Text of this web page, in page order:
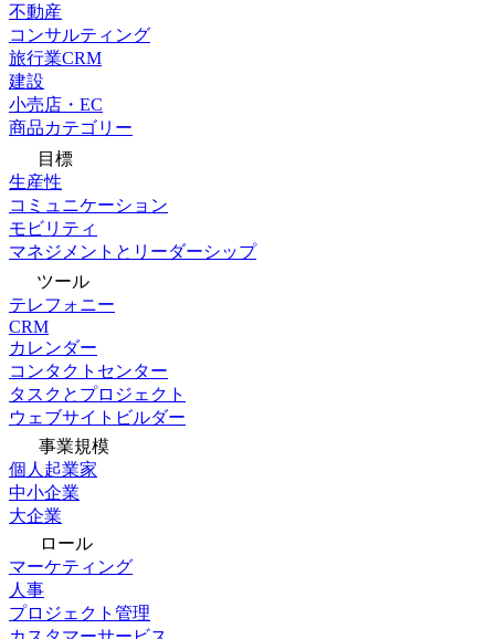
不動産
コンサルティング
旅行業CRM
建設
小売店・EC
商品カテゴリー
目標
生産性
コミュニケーション
モビリティ
マネジメントとリーダーシップ
ツール
テレフォニー
CRM
カレンダー
コンタクトセンター
タスクとプロジェクト
ウェブサイトビルダー
事業規模
個人起業家
中小企業
大企業
ロール
マーケティング
人事
プロジェクト管理